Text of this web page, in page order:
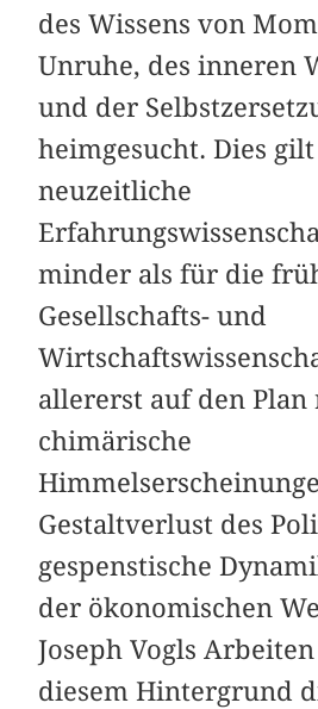
des Wissens von
Unruhe, des inneren
und der
heimgesucht. Dies
neuzeitliche
minder als für die
Gesellschafts- und
allererst auf den
chimärische
Gestaltverlust des
gespenstische
der ökonomischen
Joseph Vogls
diesem Hintergrund